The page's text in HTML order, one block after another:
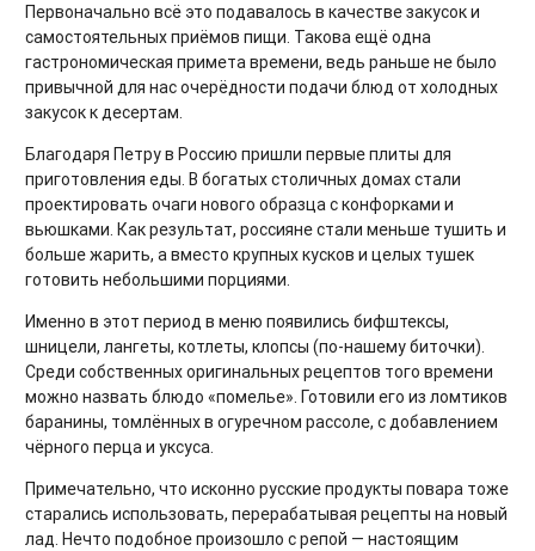
Первоначально всё это подавалось в качестве закусок и
самостоятельных приёмов пищи. Такова ещё одна
гастрономическая примета времени, ведь раньше не было
привычной для нас очерёдности подачи блюд от холодных
закусок к десертам.
Благодаря Петру в Россию пришли первые плиты для
приготовления еды. В богатых столичных домах стали
проектировать очаги нового образца с конфорками и
вьюшками. Как результат, россияне стали меньше тушить и
больше жарить, а вместо крупных кусков и целых тушек
готовить небольшими порциями.
Именно в этот период в меню появились бифштексы,
шницели, лангеты, котлеты, клопсы (по-нашему биточки).
Среди собственных оригинальных рецептов того времени
можно назвать блюдо «помелье». Готовили его из ломтиков
баранины, томлённых в огуречном рассоле, с добавлением
чёрного перца и уксуса.
Примечательно, что исконно русские продукты повара тоже
старались использовать, перерабатывая рецепты на новый
лад. Нечто подобное произошло с репой — настоящим